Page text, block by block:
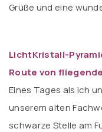
Grüße und eine
LichtKristall-
Route von
Eines Tages als ich
unserem alten
schwarze Stelle am